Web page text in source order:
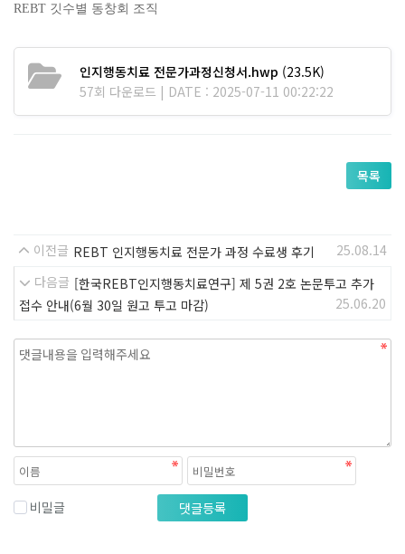
REBT 깃수별 동창회 조직
인지행동치료 전문가과정신청서.hwp (23.5K)
57회 다운로드 | DATE : 2025-07-11 00:22:22
목록
이전글 REBT 인지행동치료 전문가 과정 수료생 후기
25.08.14
다음글 [한국REBT인지행동치료연구] 제 5권 2호 논문투고 추가
접수 안내(6월 30일 원고 투고 마감)
25.06.20
내용
비밀글 댓글등록